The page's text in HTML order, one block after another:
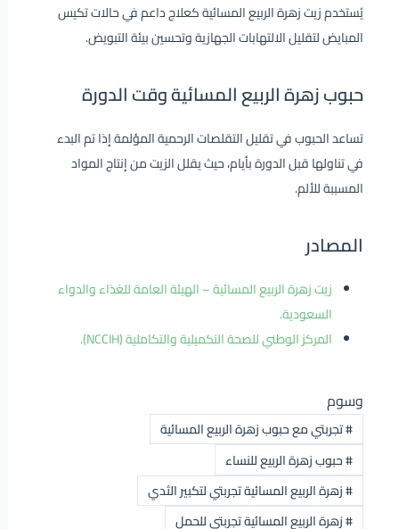
يُستخدم زيت زهرة الربيع المسائية كعلاج داعم في حالات تكيس
المبايض لتقليل الالتهابات الجهازية وتحسين بيئة التبويض.
حبوب زهرة الربيع المسائية وقت الدورة
تساعد الحبوب في تقليل التقلصات الرحمية المؤلمة إذا تم البدء
في تناولها قبل الدورة بأيام، حيث يقلل الزيت من إنتاج المواد
المسببة للألم.
المصادر
زيت زهرة الربيع المسائية – الهيئة العامة للغذاء والدواء
السعودية.
المركز الوطني للصحة التكميلية والتكاملية (NCCIH).
وسوم
#تجربتي مع حبوب زهرة الربيع المسائية
#حبوب زهرة الربيع للنساء
#زهرة الربيع المسائية تجربتي لتكبير الثدي
#زهرة الربيع المسائية تجربتي للحمل